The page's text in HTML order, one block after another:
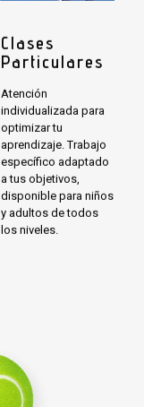
Clases
Particulares
Atención
individualizada para
optimizar tu
aprendizaje. Trabajo
específico adaptado
a tus objetivos,
disponible para niños
y adultos de todos
los niveles.